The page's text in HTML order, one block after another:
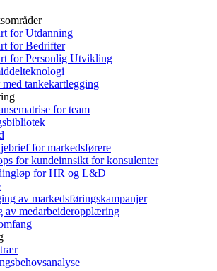
for Utdanning
for Bedrifter
for Personlig Utvikling
med tankekartlegging
for team
for markedsførere
for kundeinnsikt for konsulenter
for HR og L&D
av markedsføringskampanjer
av medarbeideropplæring